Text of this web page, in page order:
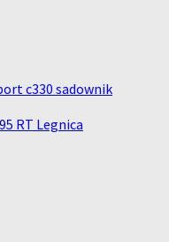
c330 sadownik
RT Legnica